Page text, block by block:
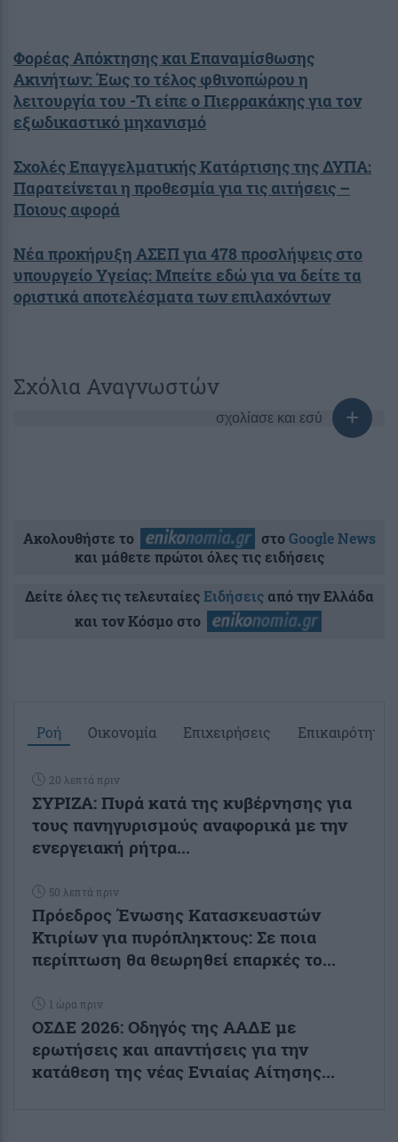
Φορέας Απόκτησης και Επαναμίσθωσης
Ακινήτων: Έως το τέλος φθινοπώρου η
λειτουργία του -Τι είπε ο Πιερρακάκης για τον
εξωδικαστικό μηχανισμό
Σχολές Επαγγελματικής Κατάρτισης της ΔΥΠΑ:
Παρατείνεται η προθεσμία για τις αιτήσεις –
Ποιους αφορά
Νέα προκήρυξη ΑΣΕΠ για 478 προσλήψεις στο
υπουργείο Υγείας: Μπείτε εδώ για να δείτε τα
οριστικά αποτελέσματα των επιλαχόντων
Σχόλια Αναγνωστών
σχολίασε και εσύ
Ακολουθήστε το στοGoogle News
και μάθετε πρώτοι όλες τις ειδήσεις
Δείτε όλες τις τελευταίεςΕιδήσειςαπό την Ελλάδα
και τον Κόσμο στο
Ροή Οικονομία Επιχειρήσεις Επικαιρότητα
20 λεπτά πριν
ΣΥΡΙΖΑ: Πυρά κατά της κυβέρνησης για
τους πανηγυρισμούς αναφορικά με την
ενεργειακή ρήτρα...
50 λεπτά πριν
Πρόεδρος Ένωσης Κατασκευαστών
Κτιρίων για πυρόπληκτους: Σε ποια
περίπτωση θα θεωρηθεί επαρκές το...
1 ώρα πριν
ΟΣΔΕ 2026: Οδηγός της ΑΑΔΕ με
ερωτήσεις και απαντήσεις για την
κατάθεση της νέας Ενιαίας Αίτησης...